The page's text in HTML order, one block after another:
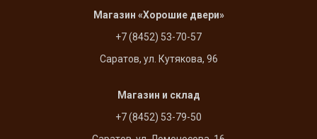
Магазин «Хорошие двери»
+7 (8452) 53-70-57
Саратов, ул. Кутякова, 96
Магазин и склад
+7 (8452) 53-79-50